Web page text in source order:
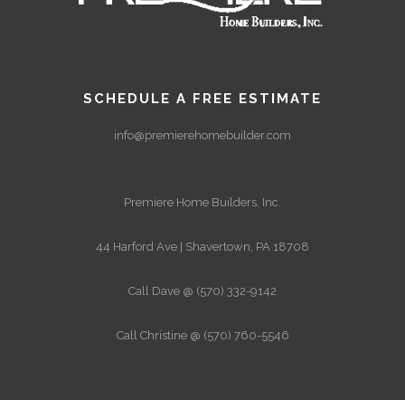
SCHEDULE A FREE ESTIMATE
info@premierehomebuilder.com
Premiere Home Builders, Inc.
44 Harford Ave | Shavertown, PA 18708
Call Dave @ (570) 332-9142
Call Christine @ (570) 760-5546